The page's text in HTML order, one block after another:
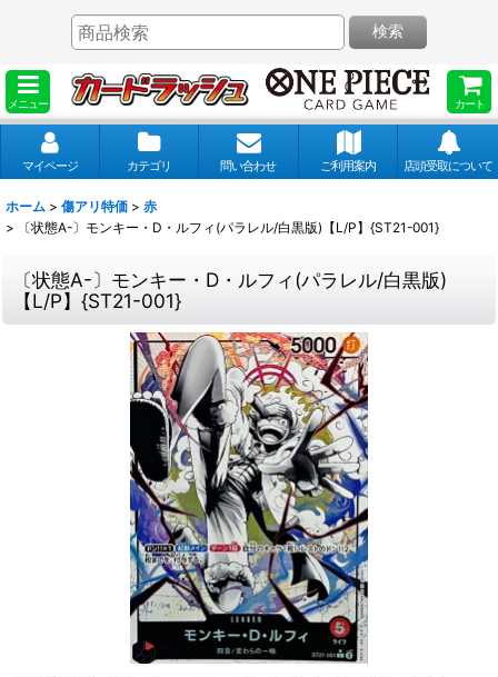
メニュー カート
検索
マイページ カテゴリ 問い合わせ ご利用案内 店頭受取について
ホーム > 傷アリ特価 > 赤
>
〔状態A-〕モンキー・D・ルフィ(パラレル/白黒版)【L/P】{ST21-001}
〔状態A-〕モンキー・D・ルフィ(パラレル/白黒版)
【L/P】{ST21-001}